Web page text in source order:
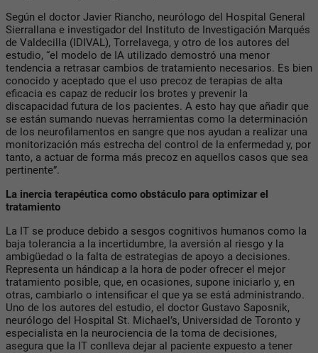
Según el doctor Javier Riancho, neurólogo del Hospital General
Sierrallana e investigador del Instituto de Investigación Marqués
de Valdecilla (IDIVAL), Torrelavega, y otro de los autores del
estudio, “el modelo de IA utilizado demostró una menor
tendencia a retrasar cambios de tratamiento necesarios. Es bien
conocido y aceptado que el uso precoz de terapias de alta
eficacia es capaz de reducir los brotes y prevenir la
discapacidad futura de los pacientes. A esto hay que añadir que
se están sumando nuevas herramientas como la determinación
de los neurofilamentos en sangre que nos ayudan a realizar una
monitorización más estrecha del control de la enfermedad y, por
tanto, a actuar de forma más precoz en aquellos casos que sea
pertinente”.
La inercia terapéutica como obstáculo para optimizar el
tratamiento
La IT se produce debido a sesgos cognitivos humanos como la
baja tolerancia a la incertidumbre, la aversión al riesgo y la
ambigüedad o la falta de estrategias de apoyo a decisiones.
Representa un hándicap a la hora de poder ofrecer el mejor
tratamiento posible, que, en ocasiones, supone iniciarlo y, en
otras, cambiarlo o intensificar el que ya se está administrando.
Uno de los autores del estudio, el doctor Gustavo Saposnik,
neurólogo del Hospital St. Michael’s, Universidad de Toronto y
especialista en la neurociencia de la toma de decisiones,
asegura que la IT conlleva dejar al paciente expuesto a tener